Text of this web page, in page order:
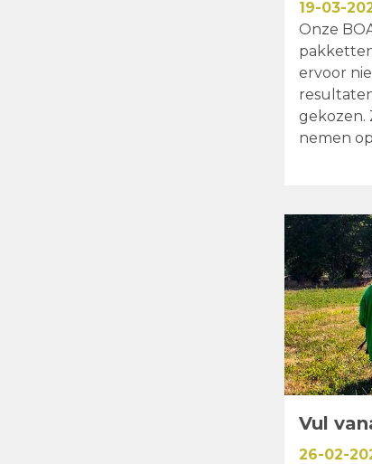
19-03-
Onze
ervoor
gekozen.
nemen
Vul
26-02-